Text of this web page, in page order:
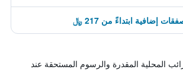
المحلية المقدرة والرسوم المستحقة عند